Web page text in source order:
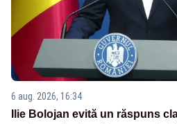
6 aug. 2026, 16:34
Ilie Bolojan evită un răspuns